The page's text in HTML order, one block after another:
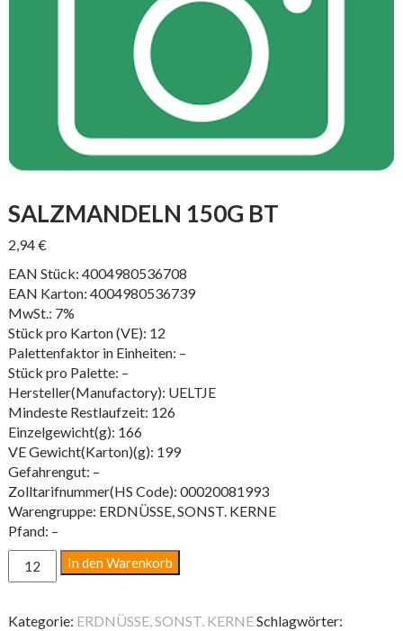
SALZMANDELN 150G BT
2,94€
EAN Stück: 4004980536708
EAN Karton: 4004980536739
MwSt.: 7%
Stück pro Karton (VE): 12
Palettenfaktor in Einheiten: –
Stück pro Palette: –
Hersteller(Manufactory): UELTJE
Mindeste Restlaufzeit: 126
Einzelgewicht(g): 166
VE Gewicht(Karton)(g): 199
Gefahrengut: –
Zolltarifnummer(HS Code): 00020081993
Warengruppe: ERDNÜSSE, SONST. KERNE
Pfand: –
SALZMANDELN
150G
Menge
In den Warenkorb
Kategorie: ERDNÜSSE, SONST. KERNESchlagwörter: